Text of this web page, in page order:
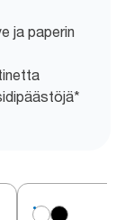
ja paperin